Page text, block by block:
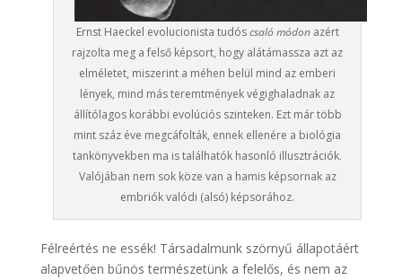
Ernst Haeckel evolucionista tudóscsaló módonazért
rajzolta meg a felső képsort, hogy alátámassza azt az
elméletet, miszerint a méhen belül mind az emberi
lények, mind más teremtmények végighaladnak az
állítólagos korábbi evolúciós szinteken. Ezt már több
mint száz éve megcáfolták, ennek ellenére a biológia
tankönyvekben ma is találhatók hasonló illusztrációk.
Valójában nem sok köze van a hamis képsornak az
embriók valódi (alsó) képsorához.
Félreértés ne essék! Társadalmunk szörnyű állapotáért
alapvetően bűnös természetünk a felelős, és nem az